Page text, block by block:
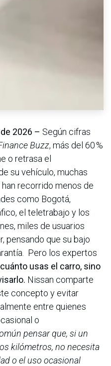
2026 – Según cifras
Buzz, más del 60 %
o retrasa el
su vehículo, muchas
recorrido menos de
como Bogotá,
el teletrabajo y los
miles de usuarios
pensando que su bajo
Pero los expertos
usas el carro, sino
Nissan comparte
concepto y evitar
entre quienes
o
pensar que, si un
kilómetros, no necesita
o el uso ocasional